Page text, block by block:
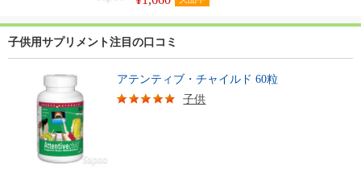
子供用サプリメント注目の口コミ
アテンティブ・チャイルド 60粒
子供